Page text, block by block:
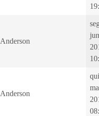
Anderson
jun
Anderson